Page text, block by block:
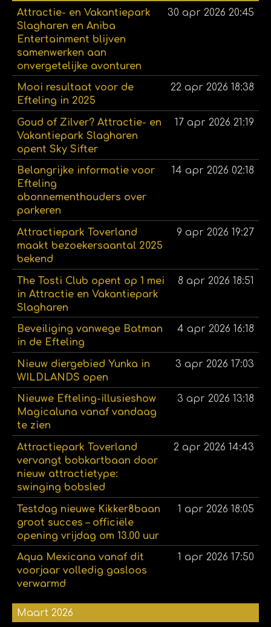
Attractie- en Vakantiepark
Slagharen en Aniba
Entertainment blijven
samenwerken aan
onvergetelijke avonturen
30 apr 2026 20:45
Mooi resultaat voor de
Efteling in 2025
22 apr 2026 18:38
Goud of Zilver? Attractie- en
Vakantiepark Slagharen
opent Sky Sifter
17 apr 2026 21:19
Belangrijke informatie voor
Efteling
abonnementhouders over
parkeren
14 apr 2026 02:18
Attractiepark Toverland
maakt bezoekersaantal 2025
bekend
9 apr 2026 19:27
The Tosti Club opent op 1 mei
in Attractie en Vakantiepark
Slagharen
8 apr 2026 18:51
Beveiliging vanwege Batman
in de Efteling
4 apr 2026 16:18
Nieuw diergebied Yunka in
WILDLANDS open
3 apr 2026 17:03
Nieuwe Efteling-illusieshow
Magicaluna vanaf vandaag
te zien
3 apr 2026 13:18
Attractiepark Toverland
vervangt bobkartbaan door
nieuw attractietype:
swinging bobsled
2 apr 2026 14:43
Testdag nieuwe Kikker8baan
groot succes – officiële
opening vrijdag om 13.00 uur
1 apr 2026 18:05
Aqua Mexicana vanaf dit
voorjaar volledig gasloos
verwarmd
1 apr 2026 17:50
Maart 2026